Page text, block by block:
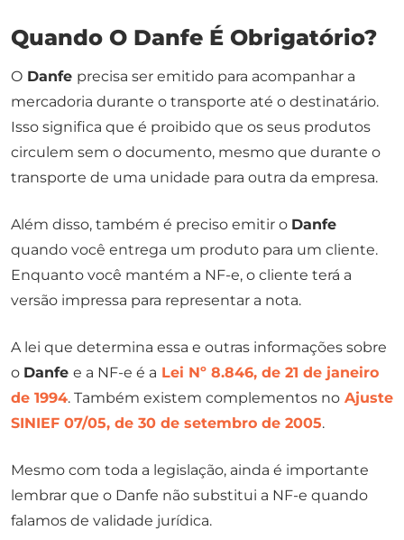
Quando O Danfe É Obrigatório?
O Danfe precisa ser emitido para acompanhar a
mercadoria durante o transporte até o destinatário.
Isso significa que é proibido que os seus produtos
circulem sem o documento, mesmo que durante o
transporte de uma unidade para outra da empresa.
Além disso, também é preciso emitir o Danfe
quando você entrega um produto para um cliente.
Enquanto você mantém a NF-e, o cliente terá a
versão impressa para representar a nota.
A lei que determina essa e outras informações sobre
o Danfe e a NF-e é a Lei Nº 8.846, de 21 de janeiro
de 1994. Também existem complementos no Ajuste
SINIEF 07/05, de 30 de setembro de 2005.
Mesmo com toda a legislação, ainda é importante
lembrar que o Danfe não substitui a NF-e quando
falamos de validade jurídica.